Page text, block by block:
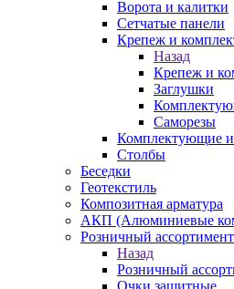
Ворота и калитки
Сетчатые панели
Крепеж и
Назад
Крепеж и
Заглушки
Саморезы
Комплектующие и
Столбы
Беседки
Геотекстиль
Композитная арматура
АКП (Алюминиевые
Розничный ассортимент
Назад
Розничный
Очки защитные